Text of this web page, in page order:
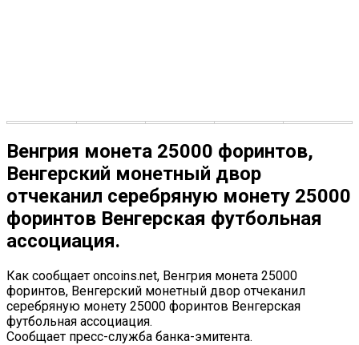
Венгрия монета 25000 форинтов,
Венгерский монетный двор
отчеканил серебряную монету 25000
форинтов Венгерская футбольная
ассоциация.
Как сообщает oncoins.net, Венгрия монета 25000
форинтов, Венгерский монетный двор отчеканил
серебряную монету 25000 форинтов Венгерская
футбольная ассоциация.
Сообщает пресс-служба банка-эмитента.